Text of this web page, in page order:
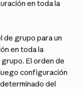
en toda la
de grupo para un
en toda la
El orden de
configuración
del